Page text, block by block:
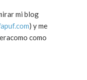
mi blog
) y me
como